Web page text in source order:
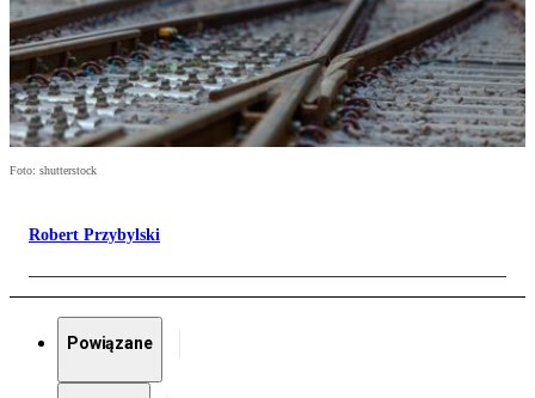
Foto: shutterstock
Robert Przybylski
Powiązane